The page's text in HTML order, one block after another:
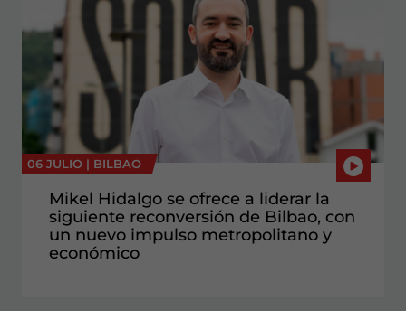
06 JULIO | BILBAO
Mikel Hidalgo se ofrece a liderar la
siguiente reconversión de Bilbao, con
un nuevo impulso metropolitano y
económico